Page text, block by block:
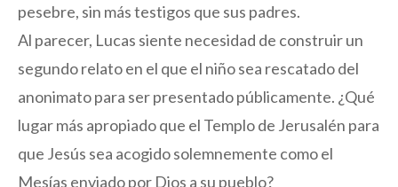
pesebre, sin más testigos que sus padres.
Al parecer, Lucas siente necesidad de construir un
segundo relato en el que el niño sea rescatado del
anonimato para ser presentado públicamente. ¿Qué
lugar más apropiado que el Templo de Jerusalén para
que Jesús sea acogido solemnemente como el
Mesías enviado por Dios a su pueblo?